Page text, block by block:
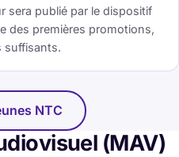
sera publié par le dispositif
des premières promotions,
suffisants.
NTC
fenêtre)
(MAV)